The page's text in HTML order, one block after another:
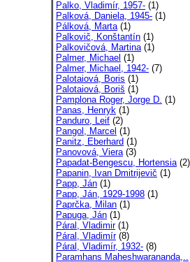
Palko, Vladimír, 1957- (1)
Palková, Daniela, 1945- (1)
Pálková, Marta(1)
Palkovič, Konštantín (1)
Palkovičová, Martina(1)
Palmer, Michael (1)
Palmer, Michael, 1942- (7)
Palotaiová, Boris (1)
Palotaiová, Boriš (1)
Pamplona Roger, Jorge D. (1)
Panas, Henryk (1)
Panduro, Leif (2)
Pangol, Marcel (1)
Panitz, Eberhard (1)
Panovová, Viera(3)
Papadat-Bengescu, Hortensia(2)
Papanin, Ivan Dmitrijevič (1)
Papp, Ján (1)
Papp, Ján, 1929-1998 (1)
Paprčka, Milan (1)
Papuga, Ján (1)
Páral, Vladimir(1)
Páral, Vladimír(8)
Páral, Vladimír, 1932- (8)
Paramhans Maheshwarananda,..